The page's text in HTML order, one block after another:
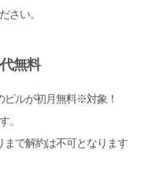
さい。
無料
ピルが初月無料※対象！
。
で解約は不可となります